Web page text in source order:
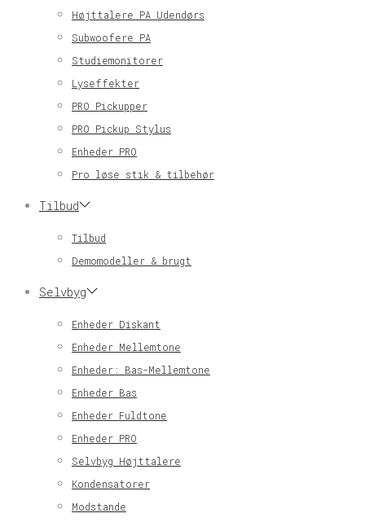
Højttalere PA Udendørs
Subwoofere PA
Studiemonitorer
Lyseffekter
PRO Pickupper
PRO Pickup Stylus
Enheder PRO
Pro løse stik & tilbehør
Tilbud
Tilbud
Demomodeller & brugt
Selvbyg
Enheder Diskant
Enheder Mellemtone
Enheder: Bas-Mellemtone
Enheder Bas
Enheder Fuldtone
Enheder PRO
Selvbyg Højttalere
Kondensatorer
Modstande